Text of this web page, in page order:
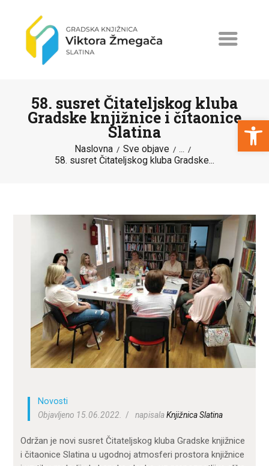
Open toolbar
58. susret Čitateljskog kluba
Gradske knjižnice i čitaonice
Slatina
Naslovna Sve objave ...
58. susret Čitateljskog kluba Gradske...
NASLOVNA
PROGRAMI I PROJEKTI
KATALOG
O KNJIŽNICI
ZA KORISNIKE
ODJELI
DOKUMENTI
KONTAKT
Novosti
Objavljeno 15.06.2022.
napisalaKnjižnica Slatina
Održan je novi susret Čitateljskog kluba Gradske knjižnice
i čitaonice Slatina u ugodnoj atmosferi prostora knjižnice